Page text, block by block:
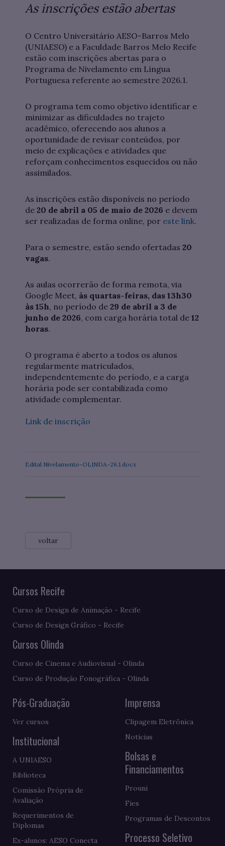
As inscrições estão abertas
O Centro Universitário AESO-Barros Melo
(UNIAESO) e a Faculdade Barros Melo Recife
estão com inscrições abertas para o
Programa de Nivelamento em Língua
Portuguesa referente ao semestre 2026.1.
O programa tem como objetivo identificar e
minimizar as dificuldades no trajeto
acadêmico, oferecendo aos alunos a
oportunidade de revisar conteúdos, por
meio de explicações e atividades que
reforçam conhecimentos esquecidos ou não
assimilados.
As inscrições estão disponíveis no período
de 20 de abril a 05 de maio de 2026 e devem
ser realizadas de forma online, por este link.
Para o semestre, estão sendo ofertadas 20
vagas.
As aulas ocorrerão de forma remota, via
Google Meet, às quartas-feiras, das 13h30
às 15h, no período de 29 de abril a 3 de
junho de 2026, com carga horária total de 12
horas.
O programa é aberto a todos os alunos
regularmente matriculados,
independentemente do período, e a carga
horária pode ser contabilizada como
atividade complementar.
Link de inscrição
Edital Nivelamento-OLINDA-26.1.docx
voltar
Cursos Recife
Curso de Design de Animação - Recife
Curso de Design Gráfico - Recife
Cursos Olinda
Curso de Cinema e Audiovisual - Olinda
Curso de Produção Fonográfica - Olinda
Pós-Graduação
Ver cursos
Institucional
A UNIAESO
Biblioteca
Comissão Própria de
Avaliação
Requerimentos de
Diplomas
Ex-alunos: AESO Conecta
Imprensa
Clipagem Eletrônica
Notícias
Bolsas e
Financiamentos
Prouni
Fies
Programas de Descontos
Processo Seletivo